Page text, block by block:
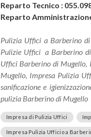
Reparto Tecnico :
Reparto
Pulizia Uffici a Barberino
Pulizie Uffici a Barberino
Uffici Barberino di Mugello,
Mugello, Impresa Pulizia
sanificazione e
pulizia Barberino di Mugello
Impresa di Pulizia Uffici
Impresa Pulizia Ufficio a